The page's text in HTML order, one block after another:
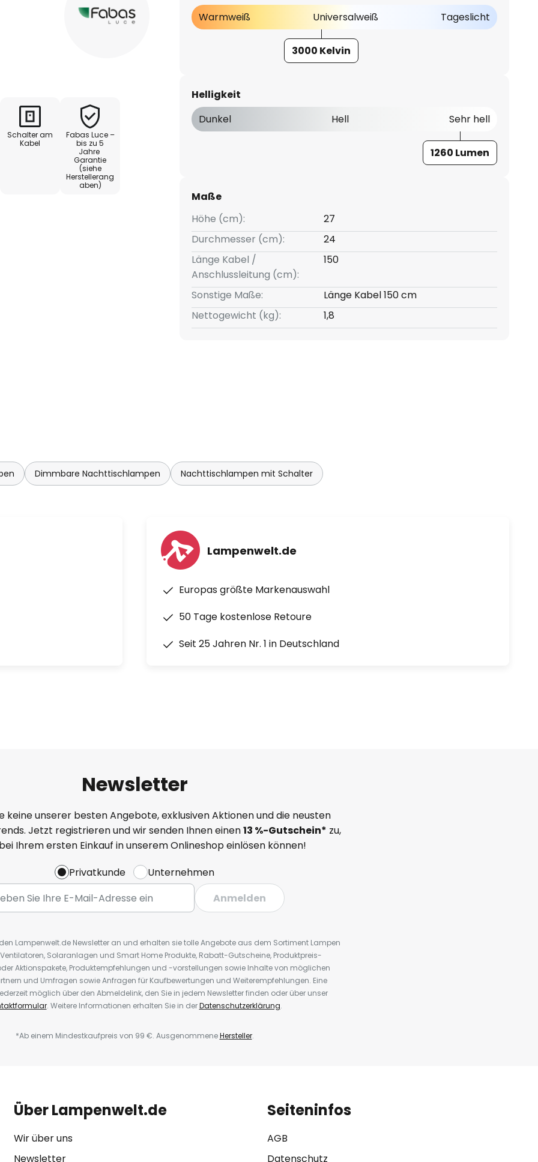
Schalter am
Kabel
Fabas Luce –
bis zu 5
Jahre
Garantie
(siehe
Herstellerang
aben)
Warmweiß
Universalweiß Tageslicht
3000 Kelvin
Helligkeit
Dunkel
Hell Sehr hell
1260 Lumen
Maße
Höhe (cm):
27
Durchmesser (cm):
24
Länge Kabel /
Anschlussleitung (cm):
150
Sonstige Maße:
Länge Kabel 150 cm
Nettogewicht (kg):
1,8
Dimmbare Nachttischlampen Nachttischlampen mit Schalter
Lampenwelt.de
Europas größte Markenauswahl
50 Tage kostenlose Retoure
Seit 25 Jahren Nr. 1 in Deutschland
Newsletter
keine unserer besten Angebote, exklusiven Aktionen und die neusten
Jetzt registrieren und wir senden Ihnen einen13 %-Gutschein* zu,
Ihrem ersten Einkauf in unserem Onlineshop einlösen können!
Privatkunde
Unternehmen
Anmelden
Lampenwelt.de Newsletter an und erhalten sie tolle Angebote aus dem Sortiment Lampen
Solaranlagen und Smart Home Produkte, Rabatt-Gutscheine, Produktpreis-
Aktionspakete, Produktempfehlungen und -vorstellungen sowie Inhalte von möglichen
und Umfragen sowie Anfragen für Kaufbewertungen und Weiterempfehlungen. Eine
möglich über den Abmeldelink, den Sie in jedem Newsletter finden oder über unser
. Weitere Informationen erhalten Sie in derDatenschutzerklärung.
*Ab einem Mindestkaufpreis von 99 €. AusgenommeneHersteller.
Über Lampenwelt.de
Wir über uns
Newsletter
Seiteninfos
AGB
Datenschutz